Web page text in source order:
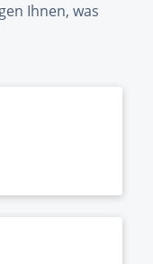
Ihnen, was